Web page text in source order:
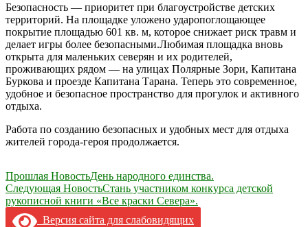
Безопасность — приоритет при благоустройстве детских
территорий. На площадке уложено ударопоглощающее
покрытие площадью 601 кв. м, которое снижает риск травм и
делает игры более безопасными.Любимая площадка вновь
открыта для маленьких северян и их родителей,
проживающих рядом — на улицах Полярные Зори, Капитана
Буркова и проезде Капитана Тарана. Теперь это современное,
удобное и безопасное пространство для прогулок и активного
отдыха.
Работа по созданию безопасных и удобных мест для отдыха
жителей города-героя продолжается.
Навигация
по
записям
Прошлая НовостьДень народного единства.
Следующая НовостьСтань участником конкурса детской
рукописной книги «Все краски Севера».
Версия сайта для слабовидящих